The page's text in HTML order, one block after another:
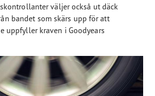
väljer också ut däck
bandet som skärs upp för att
uppfyller kraven i Goodyears